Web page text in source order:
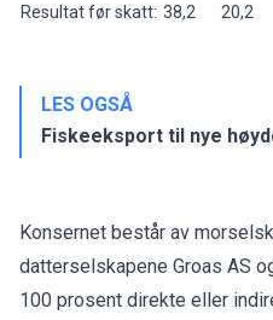
Resultat før skatt: 38,2 20,2
LES OGSÅ
Fiskeeksport til nye
Konsernet består av
datterselskapene Groas AS
100 prosent direkte eller